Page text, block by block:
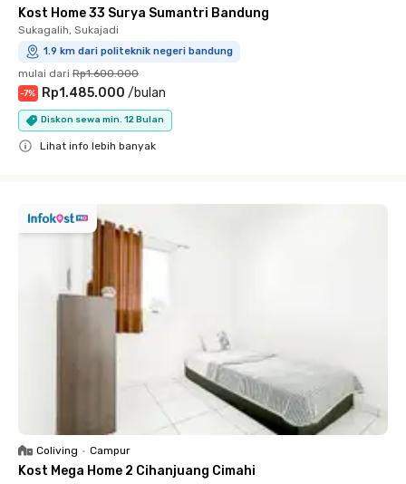
Kost Home 33 Surya Sumantri Bandung
Sukagalih, Sukajadi
1.9 km dari politeknik negeri bandung
mulai dari Rp1.600.000
-7% Rp1.485.000 /bulan
Diskon sewa min. 12 Bulan
Lihat info lebih banyak
Coliving • Campur
Kost Mega Home 2 Cihanjuang Cimahi